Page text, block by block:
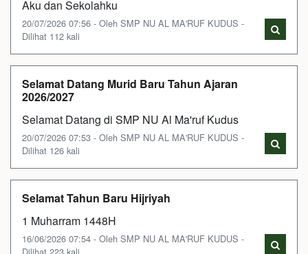
Aku dan Sekolahku
20/07/2026 07:56 - Oleh SMP NU AL MA'RUF KUDUS -
Dilihat 112 kali
Selamat Datang Murid Baru Tahun Ajaran
2026/2027
Selamat Datang di SMP NU Al Ma'ruf Kudus
20/07/2026 07:53 - Oleh SMP NU AL MA'RUF KUDUS -
Dilihat 126 kali
Selamat Tahun Baru Hijriyah
1 Muharram 1448H
16/06/2026 07:54 - Oleh SMP NU AL MA'RUF KUDUS -